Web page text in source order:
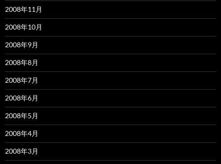
2008年11月
2008年10月
2008年9月
2008年8月
2008年7月
2008年6月
2008年5月
2008年4月
2008年3月